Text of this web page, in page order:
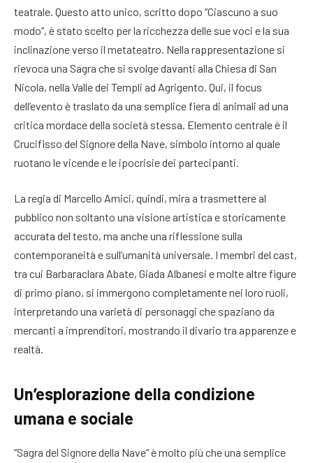
teatrale. Questo atto unico, scritto dopo “Ciascuno a suo
modo”, è stato scelto per la ricchezza delle sue voci e la sua
inclinazione verso il metateatro. Nella rappresentazione si
rievoca una Sagra che si svolge davanti alla Chiesa di San
Nicola, nella Valle dei Templi ad Agrigento. Qui, il focus
dell’evento è traslato da una semplice fiera di animali ad una
critica mordace della società stessa. Elemento centrale è il
Crucifisso del Signore della Nave, simbolo intorno al quale
ruotano le vicende e le ipocrisie dei partecipanti.
La regia di Marcello Amici, quindi, mira a trasmettere al
pubblico non soltanto una visione artistica e storicamente
accurata del testo, ma anche una riflessione sulla
contemporaneità e sull’umanità universale. I membri del cast,
tra cui Barbaraclara Abate, Giada Albanesi e molte altre figure
di primo piano, si immergono completamente nei loro ruoli,
interpretando una varietà di personaggi che spaziano da
mercanti a imprenditori, mostrando il divario tra apparenze e
realtà.
Un’esplorazione della condizione
umana e sociale
“Sagra del Signore della Nave” è molto più che una semplice